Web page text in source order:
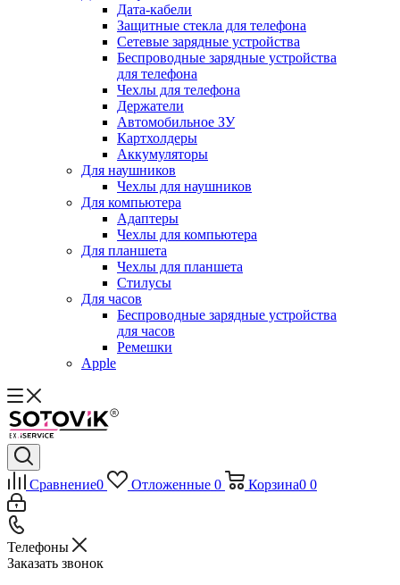
Дата-кабели
Защитные стекла для телефона
Сетевые зарядные устройства
Беспроводные зарядные устройства
для телефона
Чехлы для телефона
Держатели
Автомобильное ЗУ
Картхолдеры
Аккумуляторы
Для наушников
Чехлы для наушников
Для компьютера
Адаптеры
Чехлы для компьютера
Для планшета
Чехлы для планшета
Стилусы
Для часов
Беспроводные зарядные устройства
для часов
Ремешки
Apple
Сравнение0 Отложенные 0 Корзина0 0
Телефоны
Заказать звонок